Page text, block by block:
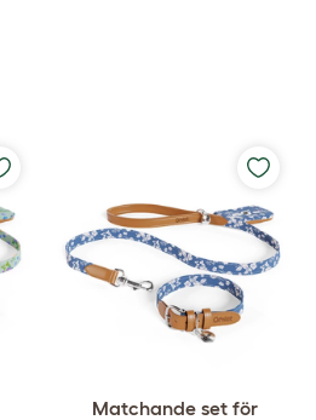
Matchande set för